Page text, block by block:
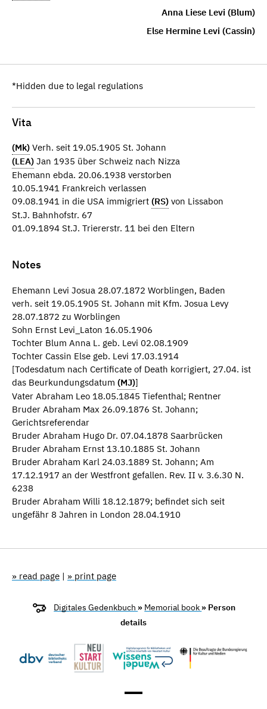
Anna Liese Levi (Blum)
Else Hermine Levi (Cassin)
*Hidden due to legal regulations
Vita
(Mk) Verh. seit 19.05.1905 St. Johann
(LEA) Jan 1935 über Schweiz nach Nizza
Ehemann ebda. 20.06.1938 verstorben
10.05.1941 Frankreich verlassen
09.08.1941 in die USA immigriert (RS) von Lissabon
St.J. Bahnhofstr. 67
01.09.1894 St.J. Triererstr. 11 bei den Eltern
Notes
Ehemann Levi Josua 28.07.1872 Worblingen, Baden
verh. seit 19.05.1905 St. Johann mit Kfm. Josua Levy
28.07.1872 zu Worblingen
Sohn Ernst Levi_Laton 16.05.1906
Tochter Blum Anna L. geb. Levi 02.08.1909
Tochter Cassin Else geb. Levi 17.03.1914
[Todesdatum nach Certificate of Death korrigiert, 27.04. ist
das Beurkundungsdatum (MJ)]
Vater Abraham Leo 18.05.1845 Tiefenthal; Rentner
Bruder Abraham Max 26.09.1876 St. Johann;
Gerichtsreferendar
Bruder Abraham Hugo Dr. 07.04.1878 Saarbrücken
Bruder Abraham Ernst 13.10.1885 St. Johann
Bruder Abraham Karl 24.03.1889 St. Johann; Am
17.12.1917 an der Westfront gefallen. Rev. II v. 3.6.30 N.
6238
Bruder Abraham Willi 18.12.1879; befindet sich seit
ungefähr 8 Jahren in London 28.04.1910
» read page | » print page
Digitales Gedenkbuch » Memorial book » Person
details